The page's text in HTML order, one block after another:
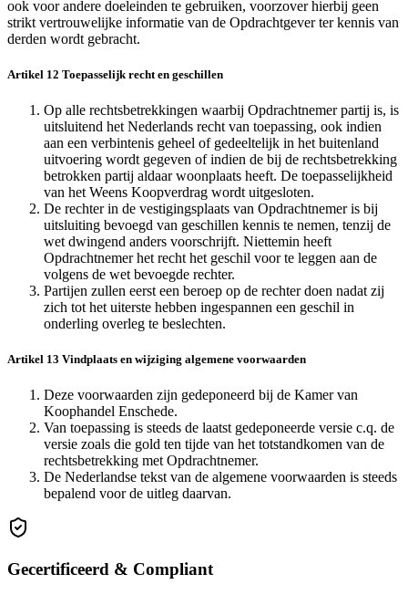
ook voor andere doeleinden te gebruiken, voorzover hierbij geen
strikt vertrouwelijke informatie van de Opdrachtgever ter kennis van
derden wordt gebracht.
Artikel 12 Toepasselijk recht en geschillen
Op alle rechtsbetrekkingen waarbij Opdrachtnemer partij is, is
uitsluitend het Nederlands recht van toepassing, ook indien
aan een verbintenis geheel of gedeeltelijk in het buitenland
uitvoering wordt gegeven of indien de bij de rechtsbetrekking
betrokken partij aldaar woonplaats heeft. De toepasselijkheid
van het Weens Koopverdrag wordt uitgesloten.
De rechter in de vestigingsplaats van Opdrachtnemer is bij
uitsluiting bevoegd van geschillen kennis te nemen, tenzij de
wet dwingend anders voorschrijft. Niettemin heeft
Opdrachtnemer het recht het geschil voor te leggen aan de
volgens de wet bevoegde rechter.
Partijen zullen eerst een beroep op de rechter doen nadat zij
zich tot het uiterste hebben ingespannen een geschil in
onderling overleg te beslechten.
Artikel 13 Vindplaats en wijziging algemene voorwaarden
Deze voorwaarden zijn gedeponeerd bij de Kamer van
Koophandel Enschede.
Van toepassing is steeds de laatst gedeponeerde versie c.q. de
versie zoals die gold ten tijde van het totstandkomen van de
rechtsbetrekking met Opdrachtnemer.
De Nederlandse tekst van de algemene voorwaarden is steeds
bepalend voor de uitleg daarvan.
Gecertificeerd & Compliant